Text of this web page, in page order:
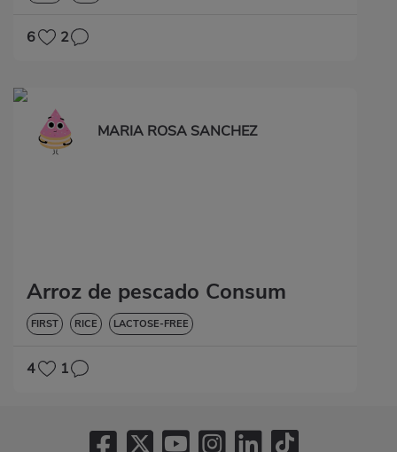
6 2
MARIA ROSA SANCHEZ
Arroz de pescado Consum
FIRST RICE LACTOSE-FREE
4 1